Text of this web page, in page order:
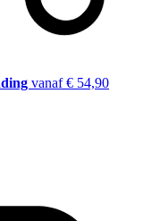
vanaf € 54,90